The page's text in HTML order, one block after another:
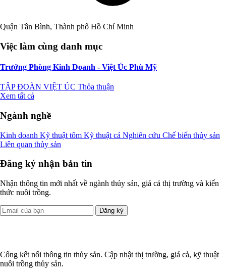
Quận Tân Bình, Thành phố Hồ Chí Minh
Việc làm cùng danh mục
Trưởng Phòng Kinh Doanh - Việt Úc Phù Mỹ
TẬP ĐOÀN VIỆT ÚC Thỏa thuận
Xem tất cả
Ngành nghề
Kinh doanh Kỹ thuật tôm Kỹ thuật cá Nghiên cứu Chế biến thủy sản
Liên quan thủy sản
Đăng ký nhận bản tin
Nhận thông tin mới nhất về ngành thủy sản, giá cả thị trường và kiến
thức nuôi trồng.
Đăng ký
Cổng kết nối thông tin thủy sản. Cập nhật thị trường, giá cả, kỹ thuật
nuôi trồng thủy sản.